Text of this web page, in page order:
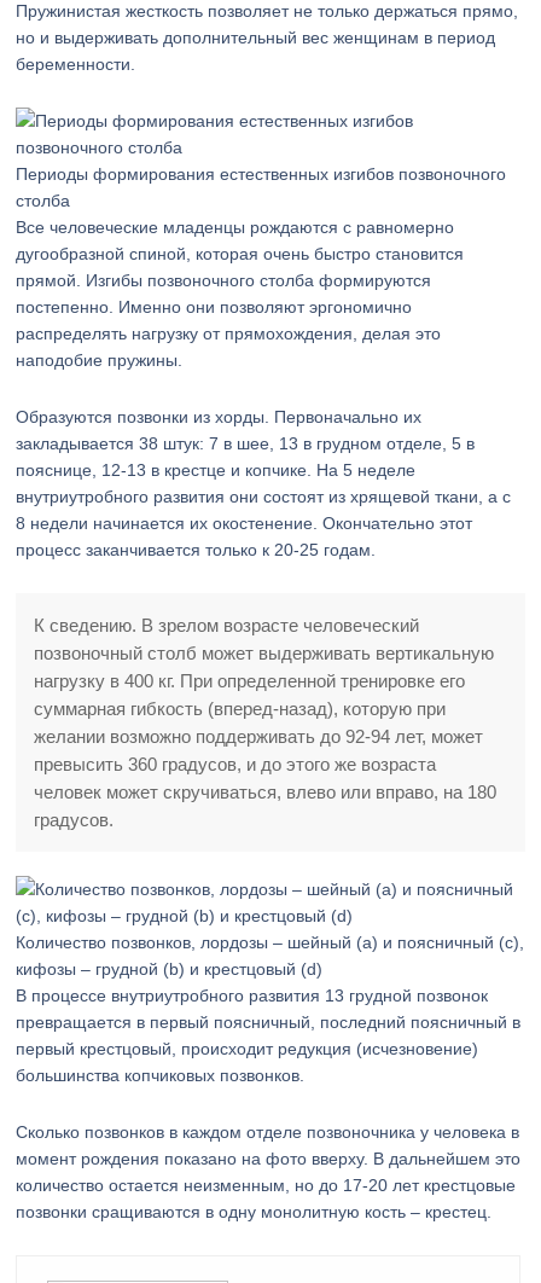
Пружинистая жесткость позволяет не только держаться прямо,
но и выдерживать дополнительный вес женщинам в период
беременности.
Периоды формирования естественных изгибов позвоночного
столба
Все человеческие младенцы рождаются с равномерно
дугообразной спиной, которая очень быстро становится
прямой. Изгибы позвоночного столба формируются
постепенно. Именно они позволяют эргономично
распределять нагрузку от прямохождения, делая это
наподобие пружины.
Образуются позвонки из хорды. Первоначально их
закладывается 38 штук: 7 в шее, 13 в грудном отделе, 5 в
пояснице, 12-13 в крестце и копчике. На 5 неделе
внутриутробного развития они состоят из хрящевой ткани, а с
8 недели начинается их окостенение. Окончательно этот
процесс заканчивается только к 20-25 годам.
К сведению. В зрелом возрасте человеческий
позвоночный столб может выдерживать вертикальную
нагрузку в 400 кг. При определенной тренировке его
суммарная гибкость (вперед-назад), которую при
желании возможно поддерживать до 92-94 лет, может
превысить 360 градусов, и до этого же возраста
человек может скручиваться, влево или вправо, на 180
градусов.
Количество позвонков, лордозы – шейный (а) и поясничный (с),
кифозы – грудной (b) и крестцовый (d)
В процессе внутриутробного развития 13 грудной позвонок
превращается в первый поясничный, последний поясничный в
первый крестцовый, происходит редукция (исчезновение)
большинства копчиковых позвонков.
Сколько позвонков в каждом отделе позвоночника у человека в
момент рождения показано на фото вверху. В дальнейшем это
количество остается неизменным, но до 17-20 лет крестцовые
позвонки сращиваются в одну монолитную кость – крестец.